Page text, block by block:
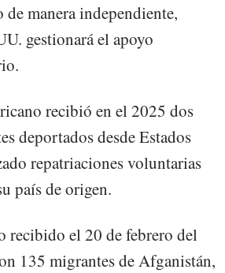
de manera independiente,
gestionará el apoyo
recibió en el 2025 dos
deportados desde Estados
repatriaciones voluntarias
país de origen.
recibido el 20 de febrero del
135 migrantes de Afganistán,